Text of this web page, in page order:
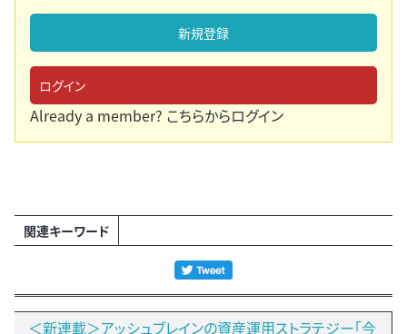
新規登録
ログイン
Already a member? こちらからログイン
関連キーワード
＜新連載＞アッシュブレインの資産運用ストラテジー「今